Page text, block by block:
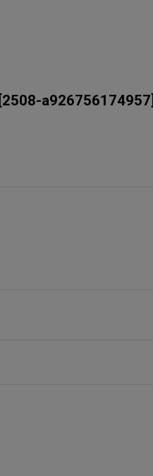
[2508-a926756174957]